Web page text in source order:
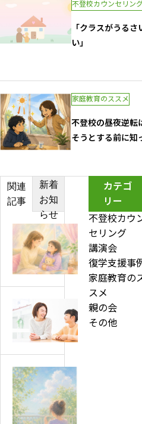
不登校カウンセリン
「クラスがうる
い」
家庭教育のススメ
不登校の昼夜逆転
そうとする前に知
関連
記事
新着
お知
らせ
【専
門
家
解
説】
起
立
カテゴ
リー
不登校カウ
セリング
講演会
復学支援事
家庭教育の
スメ
親の会
その他